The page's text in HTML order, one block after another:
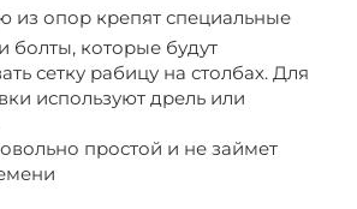
из опор крепят специальные
болты, которые будут
сетку рабицу на столбах. Для
используют дрель или
простой и не займет